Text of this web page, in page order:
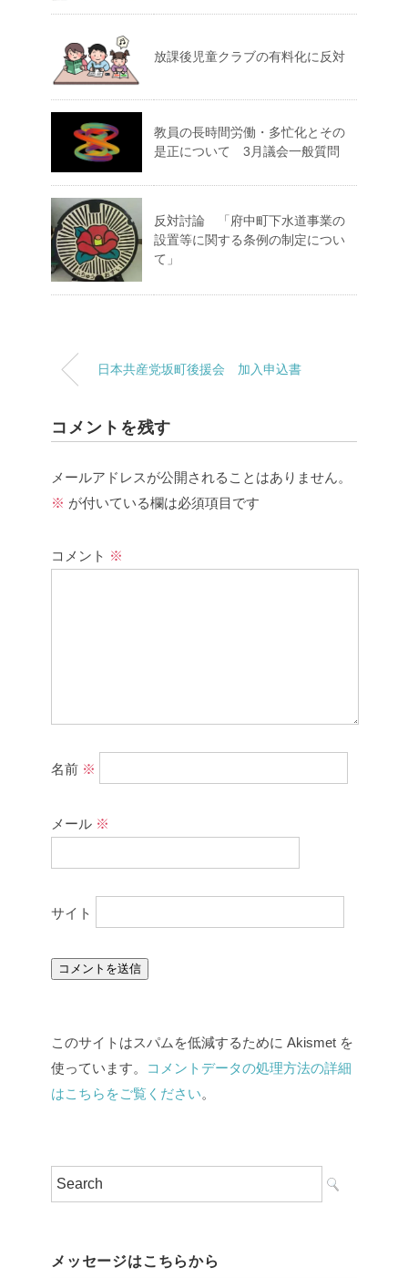
放課後児童クラブの有料化に反対
教員の長時間労働・多忙化とその
是正について 3月議会一般質問
反対討論 「府中町下水道事業の
設置等に関する条例の制定につい
て」
日本共産党坂町後援会 加入申込書
コメントを残す
メールアドレスが公開されることはありません。
※ が付いている欄は必須項目です
コメント ※
名前 ※
メール ※
サイト
このサイトはスパムを低減するために Akismet を
使っています。
コメントデータの処理方法の詳細
はこちらをご覧ください。
メッセージはこちらから